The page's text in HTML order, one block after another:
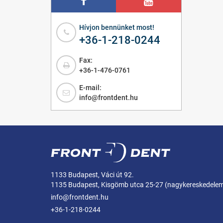
Hívjon bennünket most!
+36-1-218-0244
Fax:
+36-1-476-0761
E-mail:
info@frontdent.hu
1133 Budapest, Váci út 92.
1135 Budapest, Kisgömb utca 25-27
info@frontdent.hu
+36-1-218-0244